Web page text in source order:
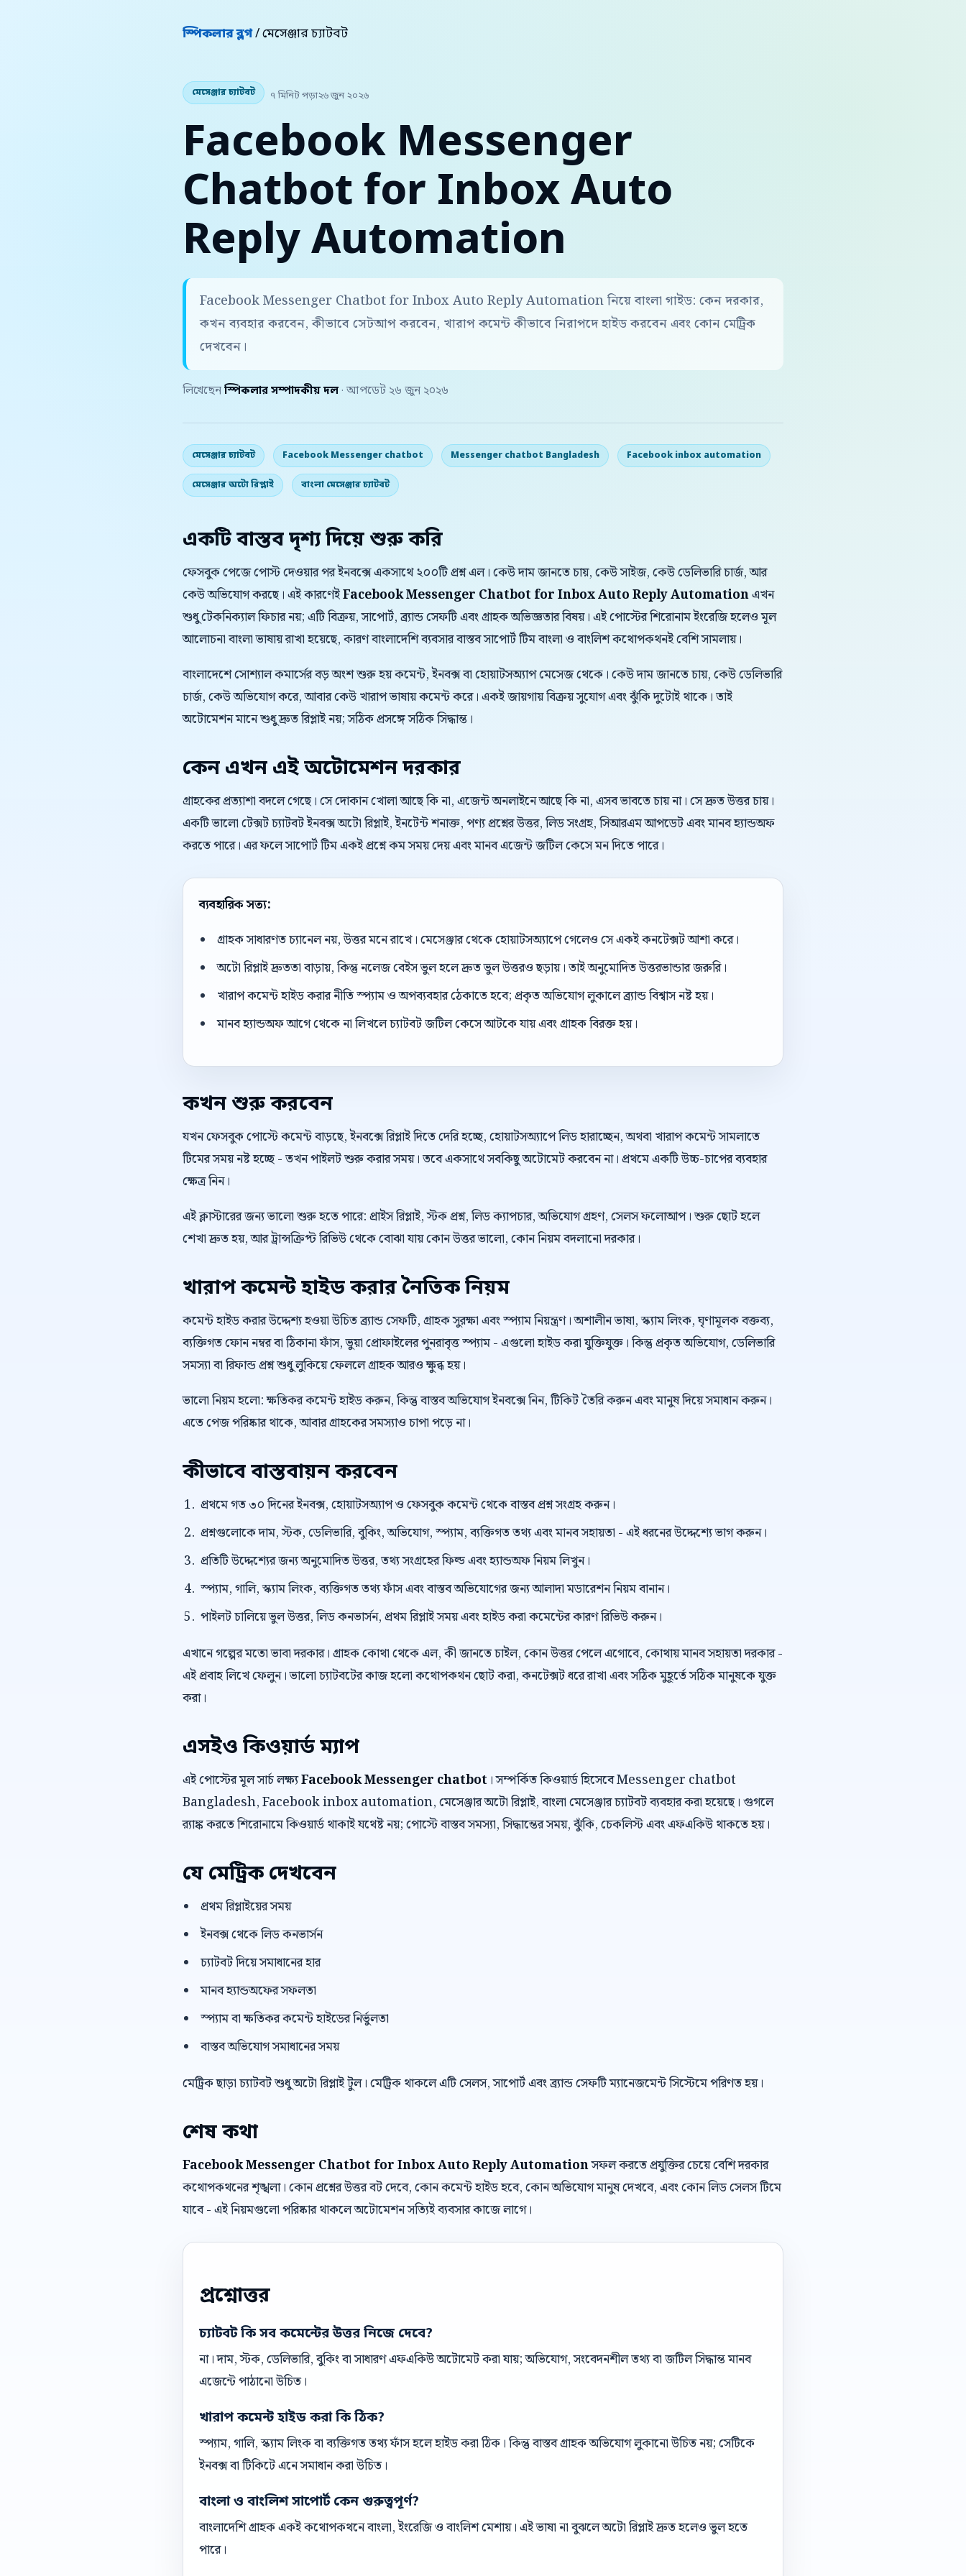
স্পিকলার ব্লগ/ মেসেঞ্জার চ্যাটবট
মেসেঞ্জার চ্যাটবট ৭ মিনিট পড়া২৬ জুন ২০২৬
Facebook Messenger
Chatbot for Inbox Auto
Reply Automation
Facebook Messenger Chatbot for Inbox Auto Reply Automation নিয়ে বাংলা গাইড: কেন দরকার,
কখন ব্যবহার করবেন, কীভাবে সেটআপ করবেন, খারাপ কমেন্ট কীভাবে নিরাপদে হাইড করবেন এবং কোন মেট্রিক
দেখবেন।
লিখেছেন স্পিকলার সম্পাদকীয় দল · আপডেট ২৬ জুন ২০২৬
মেসেঞ্জার চ্যাটবট Facebook Messenger chatbot Messenger chatbot Bangladesh Facebook inbox automation
মেসেঞ্জার অটো রিপ্লাই বাংলা মেসেঞ্জার চ্যাটবট
একটি বাস্তব দৃশ্য দিয়ে শুরু করি
ফেসবুক পেজে পোস্ট দেওয়ার পর ইনবক্সে একসাথে ২০০টি প্রশ্ন এল। কেউ দাম জানতে চায়, কেউ সাইজ, কেউ ডেলিভারি চার্জ, আর
কেউ অভিযোগ করছে। এই কারণেইFacebook Messenger Chatbot for Inbox Auto Reply Automationএখন
শুধু টেকনিক্যাল ফিচার নয়; এটি বিক্রয়, সাপোর্ট, ব্র্যান্ড সেফটি এবং গ্রাহক অভিজ্ঞতার বিষয়। এই পোস্টের শিরোনাম ইংরেজি হলেও মূল
আলোচনা বাংলা ভাষায় রাখা হয়েছে, কারণ বাংলাদেশি ব্যবসার বাস্তব সাপোর্ট টিম বাংলা ও বাংলিশ কথোপকথনই বেশি সামলায়।
বাংলাদেশে সোশ্যাল কমার্সের বড় অংশ শুরু হয় কমেন্ট, ইনবক্স বা হোয়াটসঅ্যাপ মেসেজ থেকে। কেউ দাম জানতে চায়, কেউ ডেলিভারি
চার্জ, কেউ অভিযোগ করে, আবার কেউ খারাপ ভাষায় কমেন্ট করে। একই জায়গায় বিক্রয় সুযোগ এবং ঝুঁকি দুটোই থাকে। তাই
অটোমেশন মানে শুধু দ্রুত রিপ্লাই নয়; সঠিক প্রসঙ্গে সঠিক সিদ্ধান্ত।
কেন এখন এই অটোমেশন দরকার
গ্রাহকের প্রত্যাশা বদলে গেছে। সে দোকান খোলা আছে কি না, এজেন্ট অনলাইনে আছে কি না, এসব ভাবতে চায় না। সে দ্রুত উত্তর চায়।
একটি ভালো টেক্সট চ্যাটবট ইনবক্স অটো রিপ্লাই, ইনটেন্ট শনাক্ত, পণ্য প্রশ্নের উত্তর, লিড সংগ্রহ, সিআরএম আপডেট এবং মানব হ্যান্ডঅফ
করতে পারে। এর ফলে সাপোর্ট টিম একই প্রশ্নে কম সময় দেয় এবং মানব এজেন্ট জটিল কেসে মন দিতে পারে।
ব্যবহারিক সত্য:
গ্রাহক সাধারণত চ্যানেল নয়, উত্তর মনে রাখে। মেসেঞ্জার থেকে হোয়াটসঅ্যাপে গেলেও সে একই কনটেক্সট আশা করে।
অটো রিপ্লাই দ্রুততা বাড়ায়, কিন্তু নলেজ বেইস ভুল হলে দ্রুত ভুল উত্তরও ছড়ায়। তাই অনুমোদিত উত্তরভান্ডার জরুরি।
খারাপ কমেন্ট হাইড করার নীতি স্প্যাম ও অপব্যবহার ঠেকাতে হবে; প্রকৃত অভিযোগ লুকালে ব্র্যান্ড বিশ্বাস নষ্ট হয়।
মানব হ্যান্ডঅফ আগে থেকে না লিখলে চ্যাটবট জটিল কেসে আটকে যায় এবং গ্রাহক বিরক্ত হয়।
কখন শুরু করবেন
যখন ফেসবুক পোস্টে কমেন্ট বাড়ছে, ইনবক্সে রিপ্লাই দিতে দেরি হচ্ছে, হোয়াটসঅ্যাপে লিড হারাচ্ছেন, অথবা খারাপ কমেন্ট সামলাতে
টিমের সময় নষ্ট হচ্ছে - তখন পাইলট শুরু করার সময়। তবে একসাথে সবকিছু অটোমেট করবেন না। প্রথমে একটি উচ্চ-চাপের ব্যবহার
ক্ষেত্র নিন।
এই ক্লাস্টারের জন্য ভালো শুরু হতে পারে: প্রাইস রিপ্লাই, স্টক প্রশ্ন, লিড ক্যাপচার, অভিযোগ গ্রহণ, সেলস ফলোআপ। শুরু ছোট হলে
শেখা দ্রুত হয়, আর ট্রান্সক্রিপ্ট রিভিউ থেকে বোঝা যায় কোন উত্তর ভালো, কোন নিয়ম বদলানো দরকার।
খারাপ কমেন্ট হাইড করার নৈতিক নিয়ম
কমেন্ট হাইড করার উদ্দেশ্য হওয়া উচিত ব্র্যান্ড সেফটি, গ্রাহক সুরক্ষা এবং স্প্যাম নিয়ন্ত্রণ। অশালীন ভাষা, স্ক্যাম লিংক, ঘৃণামূলক বক্তব্য,
ব্যক্তিগত ফোন নম্বর বা ঠিকানা ফাঁস, ভুয়া প্রোফাইলের পুনরাবৃত্ত স্প্যাম - এগুলো হাইড করা যুক্তিযুক্ত। কিন্তু প্রকৃত অভিযোগ, ডেলিভারি
সমস্যা বা রিফান্ড প্রশ্ন শুধু লুকিয়ে ফেললে গ্রাহক আরও ক্ষুব্ধ হয়।
ভালো নিয়ম হলো: ক্ষতিকর কমেন্ট হাইড করুন, কিন্তু বাস্তব অভিযোগ ইনবক্সে নিন, টিকিট তৈরি করুন এবং মানুষ দিয়ে সমাধান করুন।
এতে পেজ পরিষ্কার থাকে, আবার গ্রাহকের সমস্যাও চাপা পড়ে না।
কীভাবে বাস্তবায়ন করবেন
প্রথমে গত ৩০ দিনের ইনবক্স, হোয়াটসঅ্যাপ ও ফেসবুক কমেন্ট থেকে বাস্তব প্রশ্ন সংগ্রহ করুন।
প্রশ্নগুলোকে দাম, স্টক, ডেলিভারি, বুকিং, অভিযোগ, স্প্যাম, ব্যক্তিগত তথ্য এবং মানব সহায়তা - এই ধরনের উদ্দেশ্যে ভাগ করুন।
প্রতিটি উদ্দেশ্যের জন্য অনুমোদিত উত্তর, তথ্য সংগ্রহের ফিল্ড এবং হ্যান্ডঅফ নিয়ম লিখুন।
স্প্যাম, গালি, স্ক্যাম লিংক, ব্যক্তিগত তথ্য ফাঁস এবং বাস্তব অভিযোগের জন্য আলাদা মডারেশন নিয়ম বানান।
পাইলট চালিয়ে ভুল উত্তর, লিড কনভার্সন, প্রথম রিপ্লাই সময় এবং হাইড করা কমেন্টের কারণ রিভিউ করুন।
এখানে গল্পের মতো ভাবা দরকার। গ্রাহক কোথা থেকে এল, কী জানতে চাইল, কোন উত্তর পেলে এগোবে, কোথায় মানব সহায়তা দরকার -
এই প্রবাহ লিখে ফেলুন। ভালো চ্যাটবটের কাজ হলো কথোপকথন ছোট করা, কনটেক্সট ধরে রাখা এবং সঠিক মুহূর্তে সঠিক মানুষকে যুক্ত
করা।
এসইও কিওয়ার্ড ম্যাপ
এই পোস্টের মূল সার্চ লক্ষ্যFacebook Messenger chatbot। সম্পর্কিত কিওয়ার্ড হিসেবে Messenger chatbot
Bangladesh, Facebook inbox automation, মেসেঞ্জার অটো রিপ্লাই, বাংলা মেসেঞ্জার চ্যাটবট ব্যবহার করা হয়েছে। গুগলে
র‍্যাঙ্ক করতে শিরোনামে কিওয়ার্ড থাকাই যথেষ্ট নয়; পোস্টে বাস্তব সমস্যা, সিদ্ধান্তের সময়, ঝুঁকি, চেকলিস্ট এবং এফএকিউ থাকতে হয়।
যে মেট্রিক দেখবেন
প্রথম রিপ্লাইয়ের সময়
ইনবক্স থেকে লিড কনভার্সন
চ্যাটবট দিয়ে সমাধানের হার
মানব হ্যান্ডঅফের সফলতা
স্প্যাম বা ক্ষতিকর কমেন্ট হাইডের নির্ভুলতা
বাস্তব অভিযোগ সমাধানের সময়
মেট্রিক ছাড়া চ্যাটবট শুধু অটো রিপ্লাই টুল। মেট্রিক থাকলে এটি সেলস, সাপোর্ট এবং ব্র্যান্ড সেফটি ম্যানেজমেন্ট সিস্টেমে পরিণত হয়।
শেষ কথা
Facebook Messenger Chatbot for Inbox Auto Reply Automationসফল করতে প্রযুক্তির চেয়ে বেশি দরকার
কথোপকথনের শৃঙ্খলা। কোন প্রশ্নের উত্তর বট দেবে, কোন কমেন্ট হাইড হবে, কোন অভিযোগ মানুষ দেখবে, এবং কোন লিড সেলস টিমে
যাবে - এই নিয়মগুলো পরিষ্কার থাকলে অটোমেশন সত্যিই ব্যবসার কাজে লাগে।
প্রশ্নোত্তর
চ্যাটবট কি সব কমেন্টের উত্তর নিজে দেবে?
না। দাম, স্টক, ডেলিভারি, বুকিং বা সাধারণ এফএকিউ অটোমেট করা যায়; অভিযোগ, সংবেদনশীল তথ্য বা জটিল সিদ্ধান্ত মানব
এজেন্টে পাঠানো উচিত।
খারাপ কমেন্ট হাইড করা কি ঠিক?
স্প্যাম, গালি, স্ক্যাম লিংক বা ব্যক্তিগত তথ্য ফাঁস হলে হাইড করা ঠিক। কিন্তু বাস্তব গ্রাহক অভিযোগ লুকানো উচিত নয়; সেটিকে
ইনবক্স বা টিকিটে এনে সমাধান করা উচিত।
বাংলা ও বাংলিশ সাপোর্ট কেন গুরুত্বপূর্ণ?
বাংলাদেশি গ্রাহক একই কথোপকথনে বাংলা, ইংরেজি ও বাংলিশ মেশায়। এই ভাষা না বুঝলে অটো রিপ্লাই দ্রুত হলেও ভুল হতে
পারে।